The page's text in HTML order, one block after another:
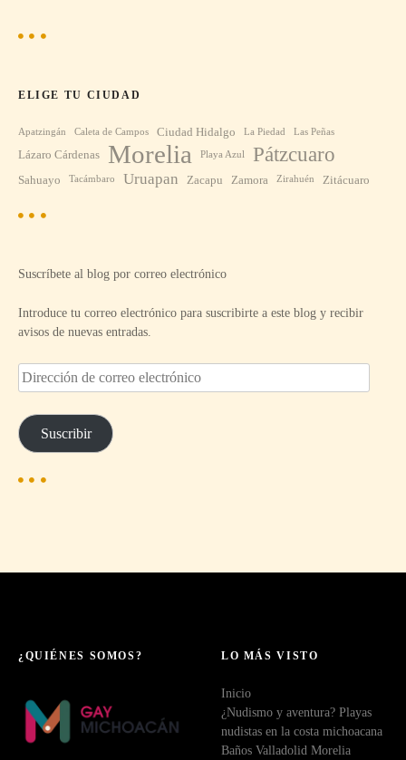
ELIGE TU CIUDAD
Apatzingán Caleta de Campos Ciudad Hidalgo La Piedad Las Peñas
Lázaro Cárdenas Morelia Playa Azul Pátzcuaro
Sahuayo Tacámbaro Uruapan Zacapu Zamora Zirahuén Zitácuaro
Suscríbete al blog por correo electrónico
Introduce tu correo electrónico para suscribirte a este blog y recibir
avisos de nuevas entradas.
D
i
e
c
i
e
Suscribir
¿QUIÉNES SOMOS? LO MÁS VISTO
Inicio
¿Nudismo y aventura? Playas
nudistas en la costa michoacana
Baños Valladolid Morelia